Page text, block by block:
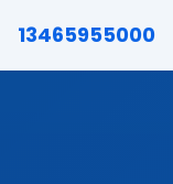
13465955000